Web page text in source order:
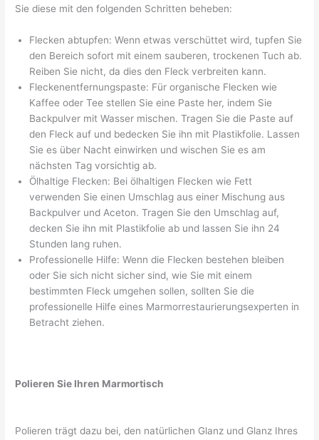
Sie diese mit den folgenden Schritten beheben:
Flecken abtupfen: Wenn etwas verschüttet wird, tupfen Sie
den Bereich sofort mit einem sauberen, trockenen Tuch ab.
Reiben Sie nicht, da dies den Fleck verbreiten kann.
Fleckenentfernungspaste: Für organische Flecken wie
Kaffee oder Tee stellen Sie eine Paste her, indem Sie
Backpulver mit Wasser mischen. Tragen Sie die Paste auf
den Fleck auf und bedecken Sie ihn mit Plastikfolie. Lassen
Sie es über Nacht einwirken und wischen Sie es am
nächsten Tag vorsichtig ab.
Ölhaltige Flecken: Bei ölhaltigen Flecken wie Fett
verwenden Sie einen Umschlag aus einer Mischung aus
Backpulver und Aceton. Tragen Sie den Umschlag auf,
decken Sie ihn mit Plastikfolie ab und lassen Sie ihn 24
Stunden lang ruhen.
Professionelle Hilfe: Wenn die Flecken bestehen bleiben
oder Sie sich nicht sicher sind, wie Sie mit einem
bestimmten Fleck umgehen sollen, sollten Sie die
professionelle Hilfe eines Marmorrestaurierungsexperten in
Betracht ziehen.
Polieren Sie Ihren Marmortisch
Polieren trägt dazu bei, den natürlichen Glanz und Glanz Ihres